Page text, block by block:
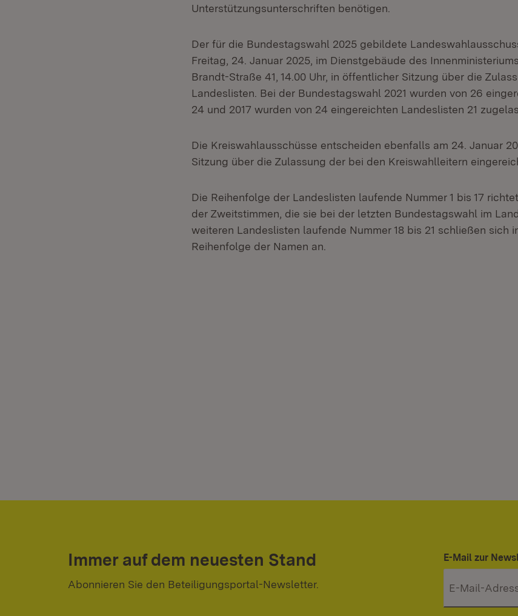
Unterstützungsunterschriften benötigen.
Der für die Bundestagswahl 2025 gebildete
Freitag, 24. Januar 2025, im Dienstgebäude des
Brandt-Straße 41, 14.00 Uhr, in öffentlicher Sitzung über die
Landeslisten. Bei der Bundestagswahl 2021 wurden von 26
24 und 2017 wurden von 24 eingereichten Landeslisten 21
Die Kreiswahlausschüsse entscheiden ebenfalls am 24. Januar
Sitzung über die Zulassung der bei den Kreiswahlleitern
Die Reihenfolge der Landeslisten laufende Nummer 1 bis 17
der Zweitstimmen, die sie bei der letzten Bundestagswahl im
weiteren Landeslisten laufende Nummer 18 bis 21 schließen sich
Reihenfolge der Namen an.
Immer auf dem neuesten Stand
Abonnieren Sie den Beteiligungsportal-Newsletter.
E-Mail zur